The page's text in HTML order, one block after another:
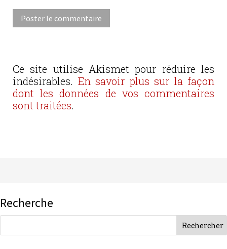
Ce site utilise Akismet pour réduire les
indésirables. En savoir plus sur la façon
dont les données de vos commentaires
sont traitées.
Recherche